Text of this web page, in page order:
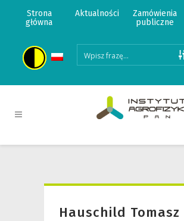
Strona
główna
Aktualności
Zamówienia
publiczne
Hauschild Tomasz